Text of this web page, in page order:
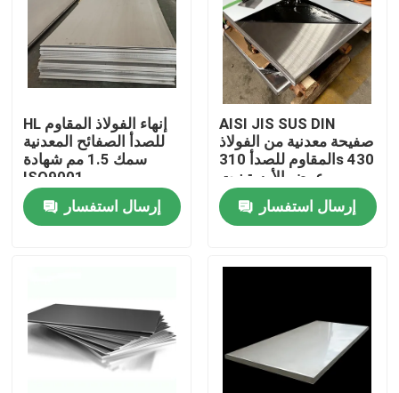
المنتجات
لفائف الفولاذ المقاوم للصدأ TISCO
لوحة معدنية من الفولاذ المقاوم للصدأ
ورقة لوحة الكربون الصلب
أنابيب الصلب SS
HL إنهاء الفولاذ المقاوم
للصدأ الصفائح المعدنية
سمك 1.5 مم شهادة
ISO9001
إرسال استفسار
AISI JIS SUS DIN
صفيحة معدنية من الفولاذ
المقاوم للصدأ 310s 430
عرض الأوستينيت
إرسال استفسار